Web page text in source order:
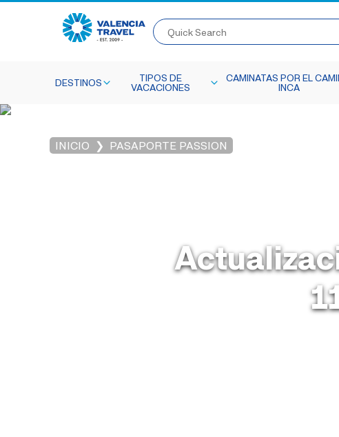
DESTINOS
TIPOS DE
VACACIONES
CAMINATAS POR EL
INCA
INICIO PASAPORTE PASSION